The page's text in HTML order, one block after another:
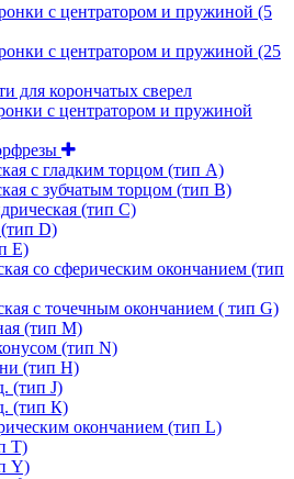
с центратором и пружиной (5
с центратором и пружиной (25
для корончатых сверел
с центратором и пружиной
с гладким торцом (тип А)
с зубчатым торцом (тип В)
(тип С)
D)
Е)
со сферическим окончанием (тип
с точечным окончанием ( тип G)
(тип М)
(тип N)
(тип H)
(тип J)
(тип К)
окончанием (тип L)
Т)
Y)